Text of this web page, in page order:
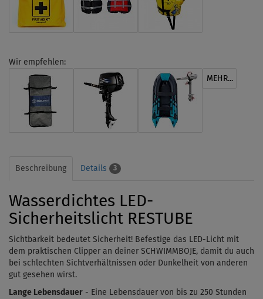
Wir empfehlen:
MEHR...
Beschreibung Details 3
Wasserdichtes LED-
Sicherheitslicht RESTUBE
Sichtbarkeit bedeutet Sicherheit! Befestige das LED-Licht mit
dem praktischen Clipper an deiner SCHWIMMBOJE, damit du auch
bei schlechten Sichtverhältnissen oder Dunkelheit von anderen
gut gesehen wirst.
Lange Lebensdauer - Eine Lebensdauer von bis zu 250 Stunden